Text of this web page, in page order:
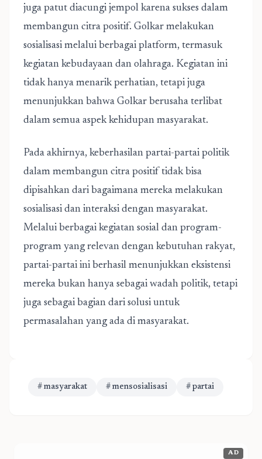
juga patut diacungi jempol karena sukses dalam
membangun citra positif. Golkar melakukan
sosialisasi melalui berbagai platform, termasuk
kegiatan kebudayaan dan olahraga. Kegiatan ini
tidak hanya menarik perhatian, tetapi juga
menunjukkan bahwa Golkar berusaha terlibat
dalam semua aspek kehidupan masyarakat.
Pada akhirnya, keberhasilan partai-partai politik
dalam membangun citra positif tidak bisa
dipisahkan dari bagaimana mereka melakukan
sosialisasi dan interaksi dengan masyarakat.
Melalui berbagai kegiatan sosial dan program-
program yang relevan dengan kebutuhan rakyat,
partai-partai ini berhasil menunjukkan eksistensi
mereka bukan hanya sebagai wadah politik, tetapi
juga sebagai bagian dari solusi untuk
permasalahan yang ada di masyarakat.
# masyarakat # mensosialisasi # partai
AD